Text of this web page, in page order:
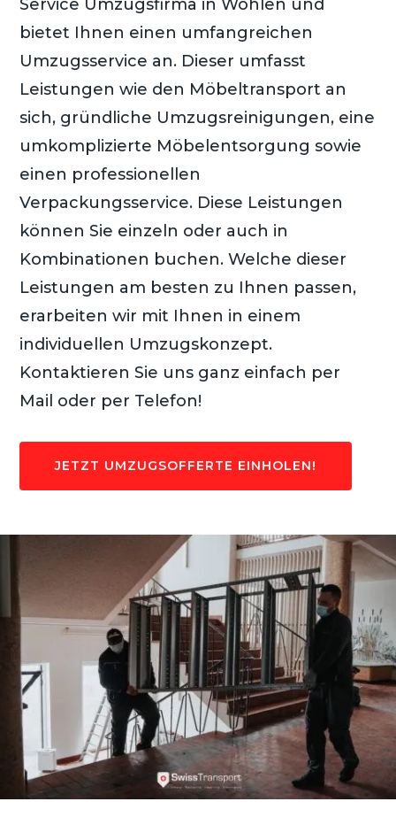
Service Umzugsfirma in Wohlen und
bietet Ihnen einen umfangreichen
Umzugsservice an. Dieser umfasst
Leistungen wie den Möbeltransport an
sich, gründliche Umzugsreinigungen, eine
umkomplizierte Möbelentsorgung sowie
einen professionellen
Verpackungsservice. Diese Leistungen
können Sie einzeln oder auch in
Kombinationen buchen. Welche dieser
Leistungen am besten zu Ihnen passen,
erarbeiten wir mit Ihnen in einem
individuellen Umzugskonzept.
Kontaktieren Sie uns ganz einfach per
Mail oder per Telefon!
JETZT UMZUGSOFFERTE EINHOLEN!